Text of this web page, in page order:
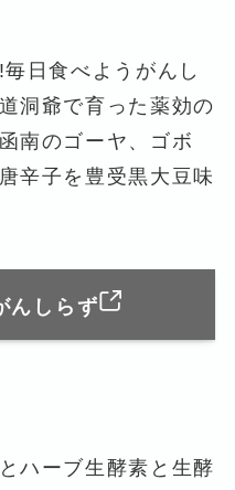
日食べようがんし
洞爺で育った薬効の
南のゴーヤ、ゴボ
辛子を豊受黒大豆味
しらず
ハーブ生酵素と生酵